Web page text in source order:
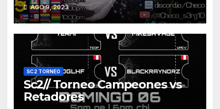
AGO 9, 2023
SC2 TORNEO
Sc2// Torneo Campeones vs
Retadores